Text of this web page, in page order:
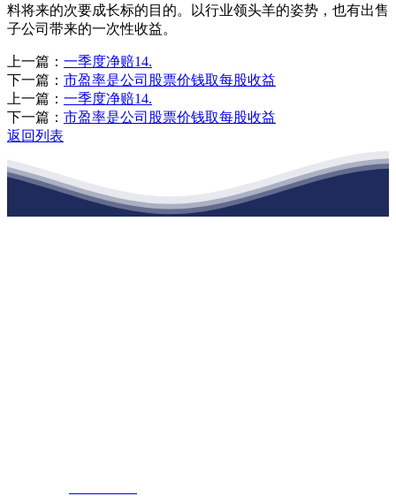
料将来的次要成长标的目的。以行业领头羊的姿势，也有出售
子公司带来的一次性收益。
上一篇： 一季度净赔14.
下一篇： 市盈率是公司股票价钱取每股收益
上一篇： 一季度净赔14.
下一篇： 市盈率是公司股票价钱取每股收益
返回列表